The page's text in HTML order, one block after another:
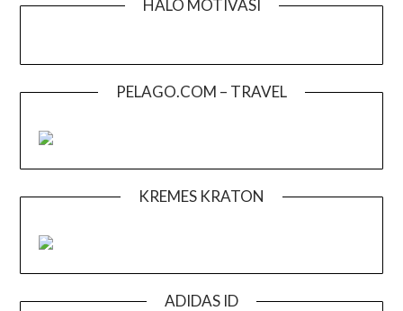
HALO MOTIVASI
PELAGO.COM – TRAVEL
KREMES KRATON
ADIDAS ID